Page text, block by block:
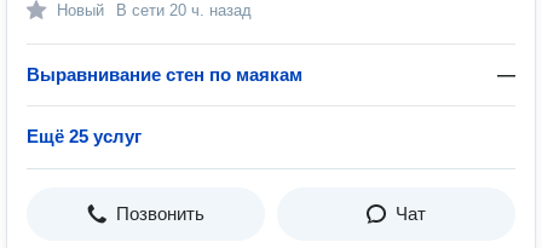
Новый В сети 20 ч. назад
Выравнивание стен по маякам —
Ещё 25 услуг
Позвонить Чат